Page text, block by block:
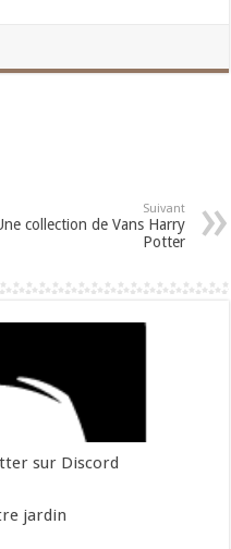
Suivant
collection de Vans Harry
Potter
sur Discord
jardin